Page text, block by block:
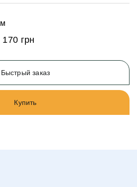
м
170 грн
Быстрый заказ
Купить